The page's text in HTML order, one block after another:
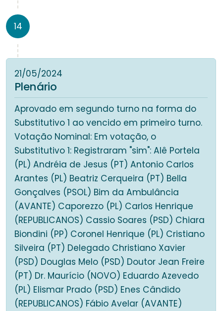
14
21/05/2024
Plenário
Aprovado em segundo turno na forma do
Substitutivo 1 ao vencido em primeiro turno.
Votação Nominal: Em votação, o
Substitutivo 1: Registraram "sim": Alê Portela
(PL) Andréia de Jesus (PT) Antonio Carlos
Arantes (PL) Beatriz Cerqueira (PT) Bella
Gonçalves (PSOL) Bim da Ambulância
(AVANTE) Caporezzo (PL) Carlos Henrique
(REPUBLICANOS) Cassio Soares (PSD) Chiara
Biondini (PP) Coronel Henrique (PL) Cristiano
Silveira (PT) Delegado Christiano Xavier
(PSD) Douglas Melo (PSD) Doutor Jean Freire
(PT) Dr. Maurício (NOVO) Eduardo Azevedo
(PL) Elismar Prado (PSD) Enes Cândido
(REPUBLICANOS) Fábio Avelar (AVANTE)